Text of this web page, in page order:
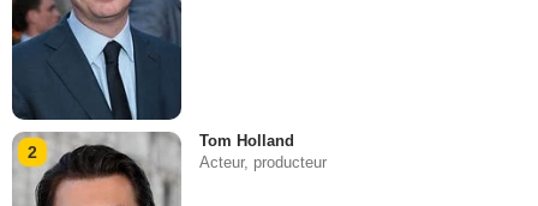
2
Tom Holland
Acteur, producteur